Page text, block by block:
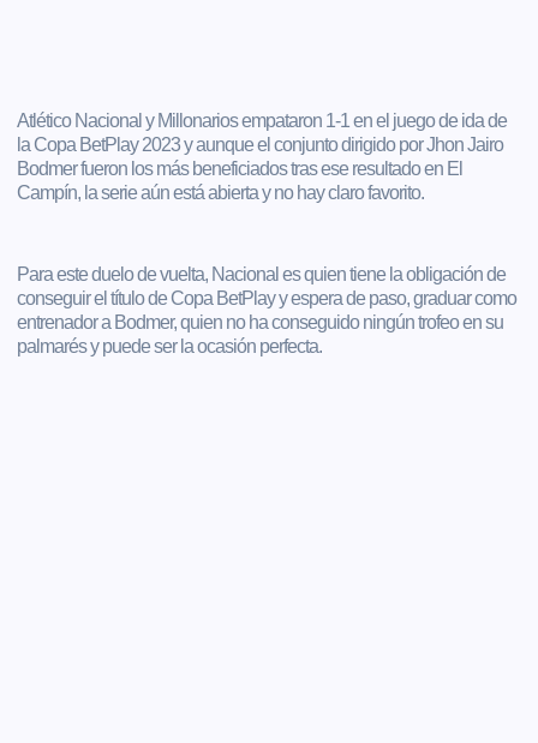
Atlético Nacional y Millonarios empataron 1-1 en el juego de ida de
la Copa BetPlay 2023 y aunque el conjunto dirigido por Jhon Jairo
Bodmer fueron los más beneficiados tras ese resultado en El
Campín, la serie aún está abierta y no hay claro favorito.
Para este duelo de vuelta, Nacional es quien tiene la obligación de
conseguir el título de Copa BetPlay y espera de paso, graduar como
entrenador a Bodmer, quien no ha conseguido ningún trofeo en su
palmarés y puede ser la ocasión perfecta.